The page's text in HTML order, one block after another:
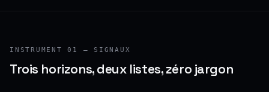
INSTRUMENT 01 — SIGNAUX
Trois horizons, deux listes, zéro jargon